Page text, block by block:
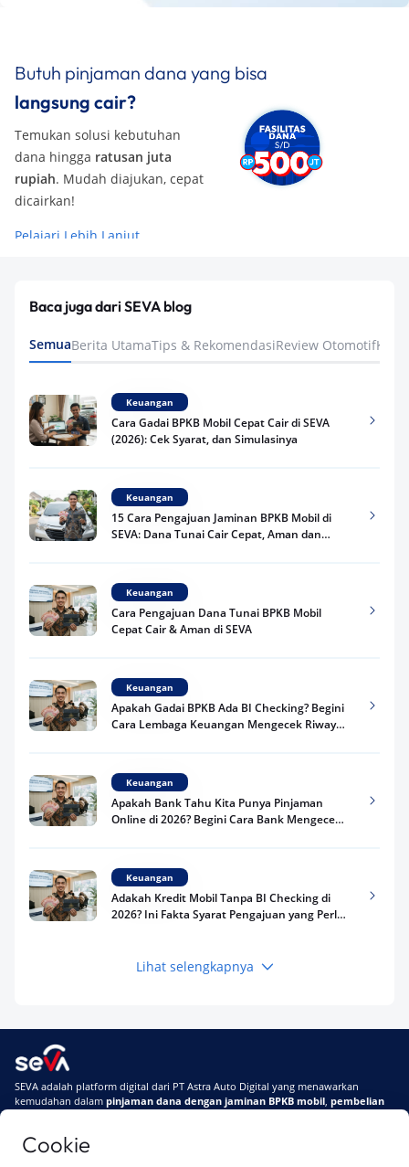
Cookie
Butuh pinjaman dana yang bisa
langsung cair?
Temukan solusi kebutuhan
dana hingga ratusan juta
rupiah. Mudah diajukan, cepat
dicairkan!
Pelajari Lebih Lanjut
Baca juga dari SEVA blog
SemuaBerita UtamaTips & RekomendasiReview Otomotif
Keuangan
Cara Gadai BPKB Mobil Cepat Cair di SEVA
(2026): Cek Syarat, dan Simulasinya
Keuangan
15 Cara Pengajuan Jaminan BPKB Mobil di
SEVA: Dana Tunai Cair Cepat, Aman dan
Keuangan
Cara Pengajuan Dana Tunai BPKB Mobil
Cepat Cair & Aman di SEVA
Keuangan
Apakah Gadai BPKB Ada BI Checking? Begini
Cara Lembaga Keuangan Mengecek Riwayat
Keuangan
Apakah Bank Tahu Kita Punya Pinjaman
Online di 2026? Begini Cara Bank Mengecek
Keuangan
Adakah Kredit Mobil Tanpa BI Checking di
2026? Ini Fakta Syarat Pengajuan yang Perlu
Keuangan
Terpercaya
Telat Bayar Pinjol 2 Hari, Apakah Langsung
Masuk BI Checking? Simak Peraturan
Lihat selengkapnya
SEVA adalah platform digital dari PT Astra Auto Digital yang menawarkan
kemudahan dalam pinjaman dana dengan jaminan BPKB mobil, pembelian
Di SEVA, BPKB mobilmu #BisaJadiDuit